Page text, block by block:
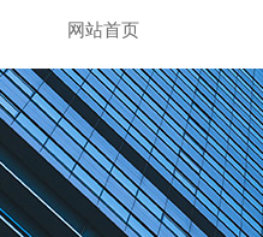
网站首页